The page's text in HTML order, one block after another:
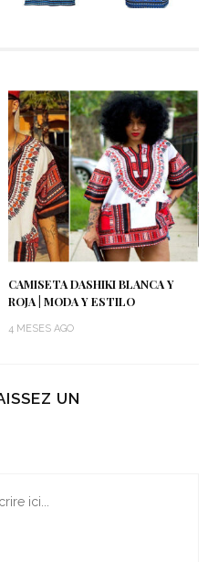
CAMISETA DASHIKI BLANCA Y
ROJA | MODA Y ESTILO
4 MESES AGO
UN